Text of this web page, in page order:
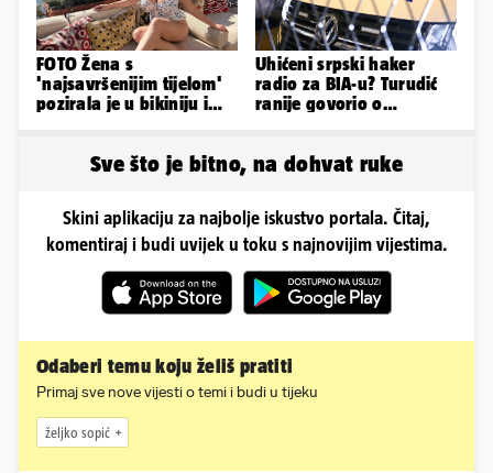
FOTO Žena s
'najsavršenijim tijelom'
pozirala je u bikiniju i
Uhićeni srpski haker
radio za BIA-u? Turudić
ranije govorio o
Sve što je bitno, na dohvat ruke
Skini aplikaciju za najbolje iskustvo portala. Čitaj,
komentiraj i budi uvijek u toku s najnovijim vijestima.
Odaberi temu koju želiš pratiti
Primaj sve nove vijesti o temi i budi u tijeku
željko sopić